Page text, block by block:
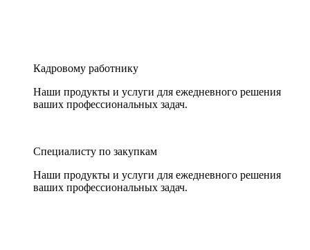
Кадровому работнику
Наши продукты и услуги для ежедневного решения
ваших профессиональных задач.
Специалисту по закупкам
Наши продукты и услуги для ежедневного решения
ваших профессиональных задач.